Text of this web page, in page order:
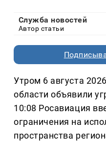
Служба новостей
Автор статьи
Утром 6 августа
области объявили
10:08 Росавиация
ограничения на
пространства